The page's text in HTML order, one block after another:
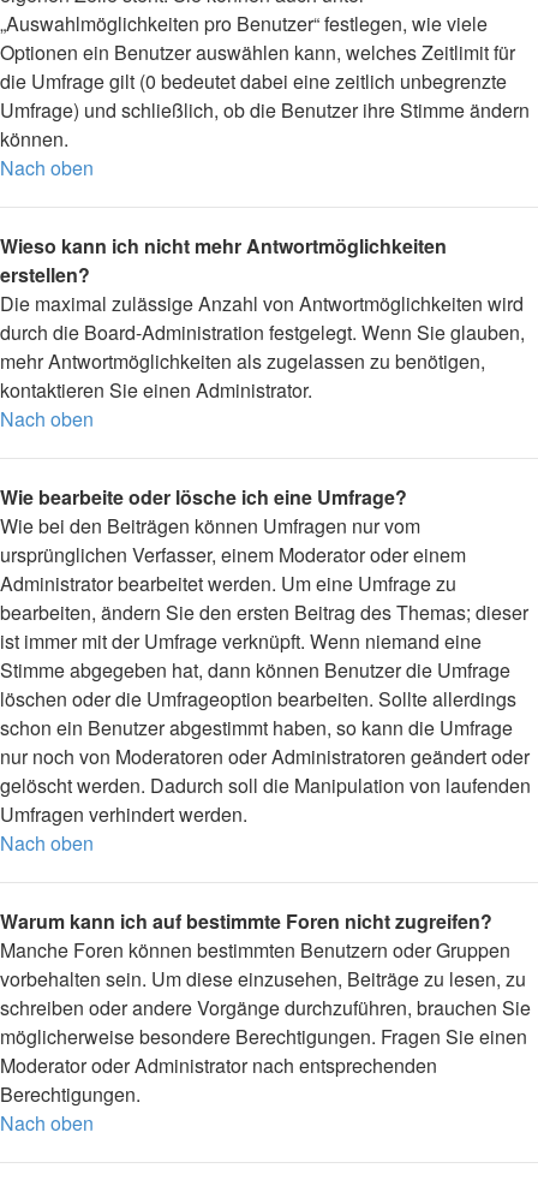
„Auswahlmöglichkeiten pro Benutzer“ festlegen, wie viele
Optionen ein Benutzer auswählen kann, welches Zeitlimit für
die Umfrage gilt (0 bedeutet dabei eine zeitlich unbegrenzte
Umfrage) und schließlich, ob die Benutzer ihre Stimme ändern
können.
Nach oben
Wieso kann ich nicht mehr Antwortmöglichkeiten
erstellen?
Die maximal zulässige Anzahl von Antwortmöglichkeiten wird
durch die Board-Administration festgelegt. Wenn Sie glauben,
mehr Antwortmöglichkeiten als zugelassen zu benötigen,
kontaktieren Sie einen Administrator.
Nach oben
Wie bearbeite oder lösche ich eine Umfrage?
Wie bei den Beiträgen können Umfragen nur vom
ursprünglichen Verfasser, einem Moderator oder einem
Administrator bearbeitet werden. Um eine Umfrage zu
bearbeiten, ändern Sie den ersten Beitrag des Themas; dieser
ist immer mit der Umfrage verknüpft. Wenn niemand eine
Stimme abgegeben hat, dann können Benutzer die Umfrage
löschen oder die Umfrageoption bearbeiten. Sollte allerdings
schon ein Benutzer abgestimmt haben, so kann die Umfrage
nur noch von Moderatoren oder Administratoren geändert oder
gelöscht werden. Dadurch soll die Manipulation von laufenden
Umfragen verhindert werden.
Nach oben
Warum kann ich auf bestimmte Foren nicht zugreifen?
Manche Foren können bestimmten Benutzern oder Gruppen
vorbehalten sein. Um diese einzusehen, Beiträge zu lesen, zu
schreiben oder andere Vorgänge durchzuführen, brauchen Sie
möglicherweise besondere Berechtigungen. Fragen Sie einen
Moderator oder Administrator nach entsprechenden
Berechtigungen.
Nach oben